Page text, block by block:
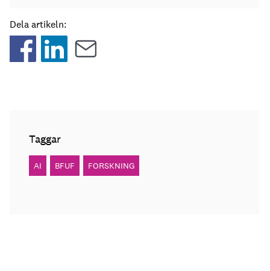
Dela artikeln:
Taggar
AI BFUF FORSKNING